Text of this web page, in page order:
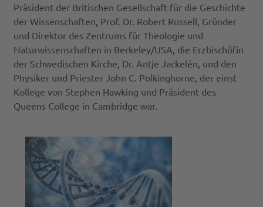
Präsident der Britischen Gesellschaft für die Geschichte
der Wissenschaften, Prof. Dr. Robert Russell, Gründer
und Direktor des Zentrums für Theologie und
Naturwissenschaften in Berkeley/USA, die Erzbischöfin
der Schwedischen Kirche, Dr. Antje Jackelén, und den
Physiker und Priester John C. Polkinghorne, der einst
Kollege von Stephen Hawking und Präsident des
Queens College in Cambridge war.